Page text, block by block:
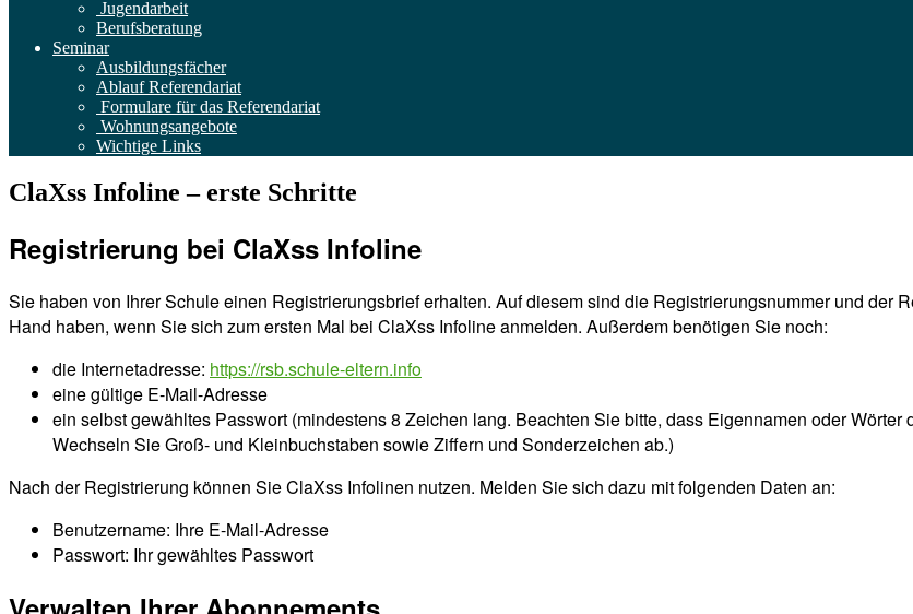
Jugendarbeit
Berufsberatung
Seminar
Ausbildungsfächer
Ablauf Referendariat
Formulare für das Referendariat
Wohnungsangebote
Wichtige Links
ClaXss Infoline – erste Schritte
Registrierung bei ClaXss Infoline
Sie haben von Ihrer Schule einen Registrierungsbrief erhalten. Auf diesem sind die Registrierungsnummer und der
Hand haben, wenn Sie sich zum ersten Mal bei ClaXss Infoline anmelden. Außerdem benötigen Sie noch:
die Internetadresse: https://rsb.schule-eltern.info
eine gültige E-Mail-Adresse
ein selbst gewähltes Passwort (mindestens 8 Zeichen lang. Beachten Sie bitte, dass Eigennamen oder
Wechseln Sie Groß- und Kleinbuchstaben sowie Ziffern und Sonderzeichen ab.)
Nach der Registrierung können Sie ClaXss Infolinen nutzen. Melden Sie sich dazu mit folgenden Daten an:
Benutzername: Ihre E-Mail-Adresse
Passwort: Ihr gewähltes Passwort